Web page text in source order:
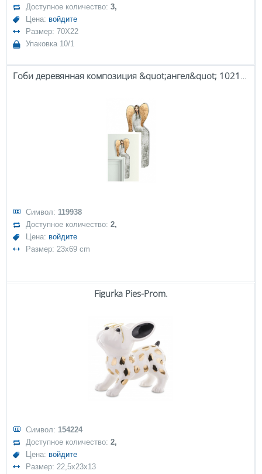
Доступное количество:3,
Цена: войдите
Размер: 70X22
Упаковка 10/1
Гоби деревянная композиция &quot;ангел&quot; 102113
Символ: 119938
Доступное количество:2,
Цена: войдите
Размер: 23x69 cm
Figurka Pies-Prom.
Символ: 154224
Доступное количество:2,
Цена: войдите
Размер: 22,5x23x13